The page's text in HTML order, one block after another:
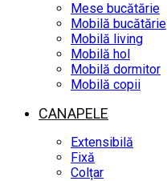
Mese bucătărie
Mobilă bucătărie
Mobilă living
Mobilă hol
Mobilă dormitor
Mobilă copii
CANAPELE
Extensibilă
Fixă
Colțar